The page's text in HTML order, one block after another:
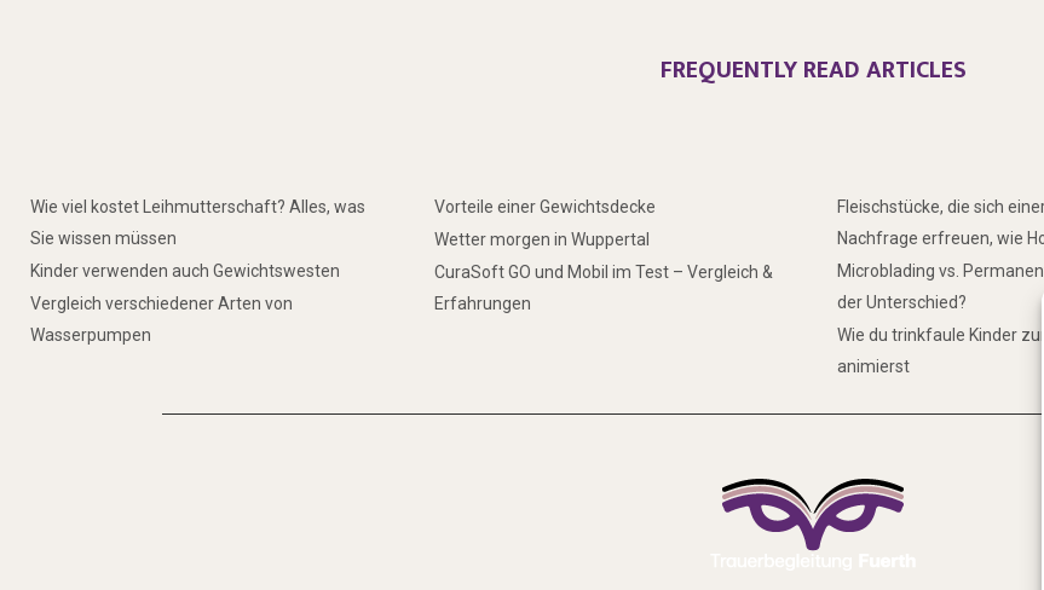
FREQUENTLY READ ARTICLES
Wie viel kostet Leihmutterschaft? Alles, was
Sie wissen müssen
Kinder verwenden auch Gewichtswesten
Vergleich verschiedener Arten von
Wasserpumpen
Vorteile einer Gewichtsdecke
Wetter morgen in Wuppertal
CuraSoft GO und Mobil im Test – Vergleich &
Erfahrungen
Fleischstücke, die sich
Nachfrage erfreuen, wie
Microblading vs.
der Unterschied?
Wie du trinkfaule Kinder
animierst